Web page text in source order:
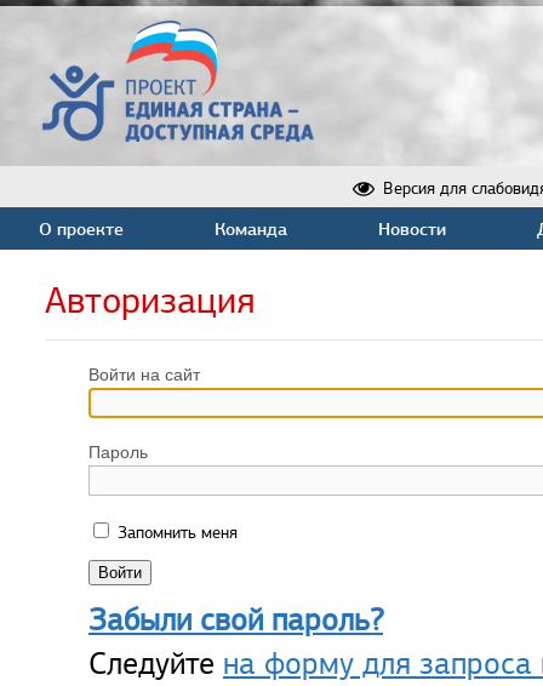
Версия для
О проекте Команда Новости
Авторизация
Войти на сайт
Пароль
Запомнить меня
Забыли свой пароль?
Следуйте на форму для запроса